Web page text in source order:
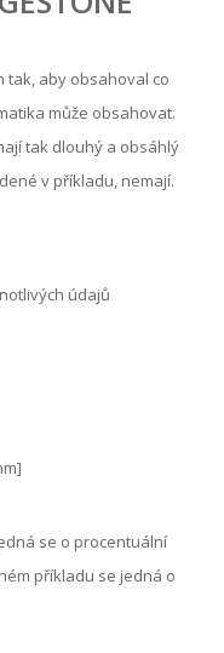
tak, aby obsahoval co
může obsahovat.
tak dlouhý a obsáhlý
v příkladu, nemají.
se o procentuální
příkladu se jedná o